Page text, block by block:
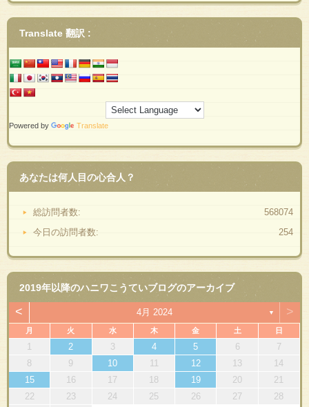
Translate 翻訳 :
Powered by Translate
あなたは何人目の心合人？
568074
総訪問者数:
254
今日の訪問者数:
2019年以降のハニワこうていブログのアーカイブ
< 4月 2024 ▼ >
月 火 水 木 金 土 日
1 2 3 4 5 6
7
8
9 10 11 12 13
14
15
16 17 18 19 20
21
22
23 24 25 26 27
28